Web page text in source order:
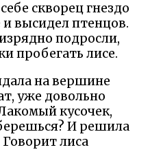
скворец гнездо
высидел птенцов.
подросли,
пробегать лисе.
на вершине
уже довольно
кусочек,
И решила
лиса